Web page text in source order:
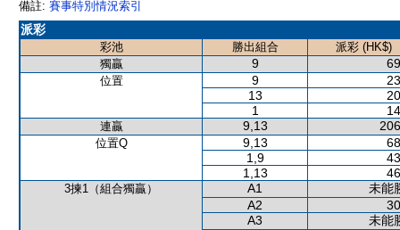
備註: 賽事特別情況索引
派彩
彩池 勝出組合
派彩 (HK$)
獨贏
9
位置 9
13
1
連贏 9,13
位置Q 9,13
1,9
1,13
3揀1（組合獨贏） A1
未能
A2
A3
未能